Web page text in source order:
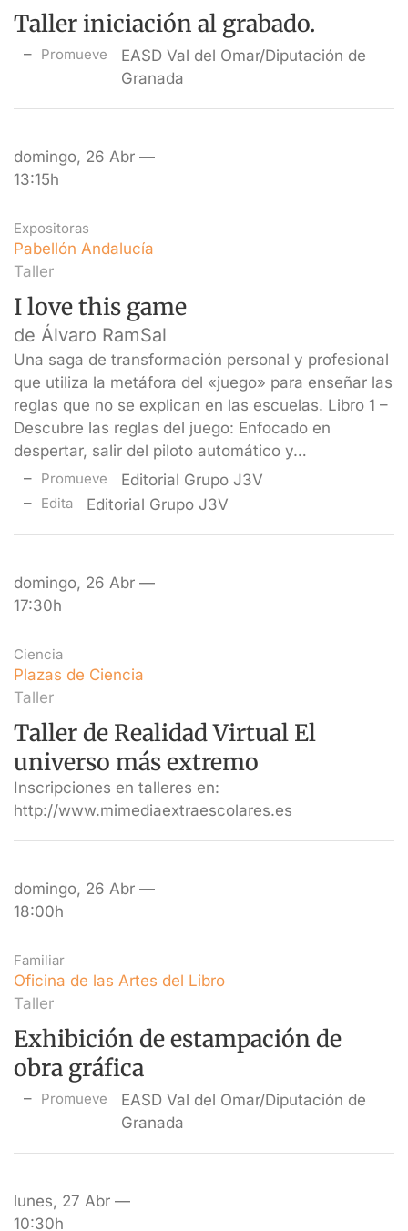
Taller iniciación al grabado.
Promueve
EASD Val del Omar/Diputación de
Granada
domingo, 26 Abr —
13:15h
Expositoras
Pabellón Andalucía
Taller
I love this game
de Álvaro RamSal
Una saga de transformación personal y profesional
que utiliza la metáfora del «juego» para enseñar las
reglas que no se explican en las escuelas. Libro 1 –
Descubre las reglas del juego: Enfocado en
despertar, salir del piloto automático y…
Promueve Editorial Grupo J3V
Edita Editorial Grupo J3V
domingo, 26 Abr —
17:30h
Ciencia
Plazas de Ciencia
Taller
Taller de Realidad Virtual El
universo más extremo
Inscripciones en talleres en:
http://www.mimediaextraescolares.es
domingo, 26 Abr —
18:00h
Familiar
Oficina de las Artes del Libro
Taller
Exhibición de estampación de
obra gráfica
Promueve
EASD Val del Omar/Diputación de
Granada
lunes, 27 Abr —
10:30h